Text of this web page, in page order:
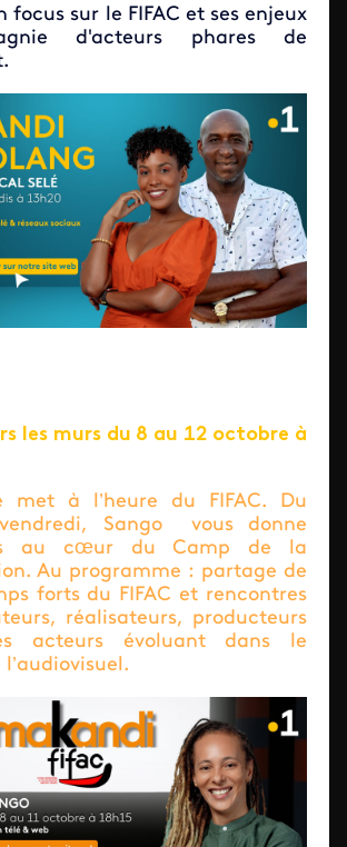
focus sur le FIFAC et ses enjeux
d'acteurs phares de
les murs du 8 au 12 octobre à
met à l’heure du FIFAC. Du
Sango vous donne
au cœur du Camp de la
Au programme : partage de
forts du FIFAC et rencontres
réalisateurs, producteurs
acteurs évoluant dans le